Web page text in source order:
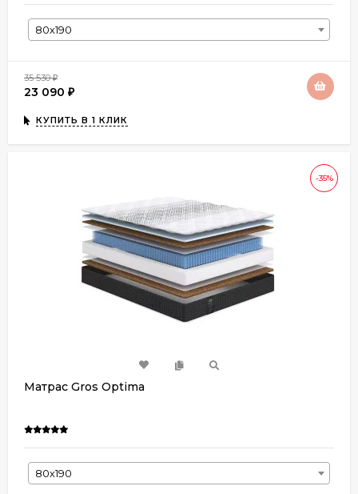
80х190
35 530₽
23 090 ₽
КУПИТЬ В 1 КЛИК
-35%
Матрас Gros Optima
80х190